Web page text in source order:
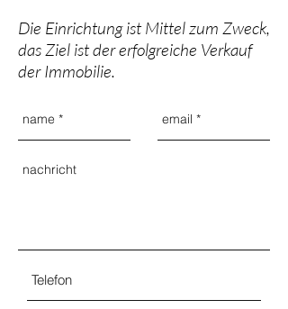
Die Einrichtung ist Mittel zum Zweck,
das Ziel ist der erfolgreiche Verkauf
der Immobilie.